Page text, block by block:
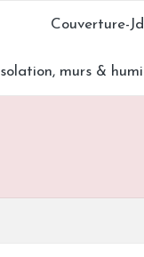
Couverture-
Isolation, murs &